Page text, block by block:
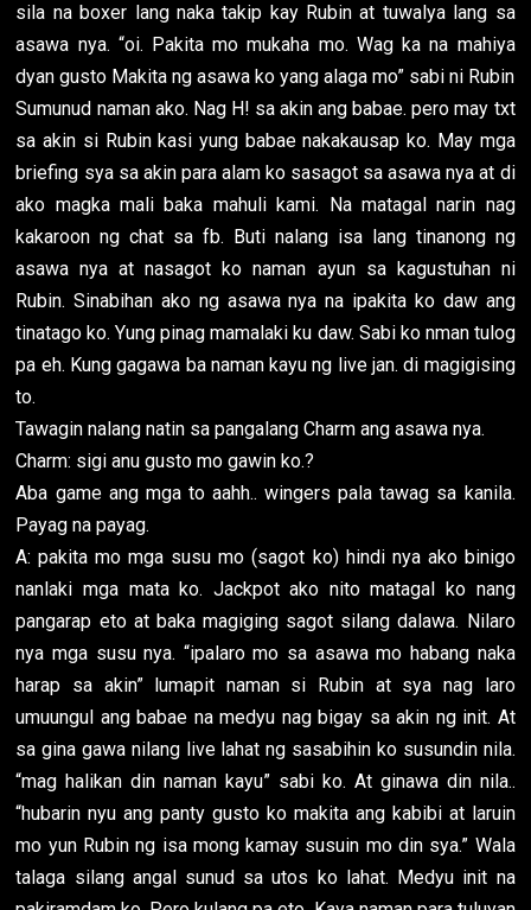
sila na boxer lang naka takip kay Rubin at tuwalya lang sa
asawa nya. “oi. Pakita mo mukaha mo. Wag ka na mahiya
dyan gusto Makita ng asawa ko yang alaga mo” sabi ni Rubin
Sumunud naman ako. Nag H! sa akin ang babae. pero may txt
sa akin si Rubin kasi yung babae nakakausap ko. May mga
briefing sya sa akin para alam ko sasagot sa asawa nya at di
ako magka mali baka mahuli kami. Na matagal narin nag
kakaroon ng chat sa fb. Buti nalang isa lang tinanong ng
asawa nya at nasagot ko naman ayun sa kagustuhan ni
Rubin. Sinabihan ako ng asawa nya na ipakita ko daw ang
tinatago ko. Yung pinag mamalaki ku daw. Sabi ko nman tulog
pa eh. Kung gagawa ba naman kayu ng live jan. di magigising
to.
Tawagin nalang natin sa pangalang Charm ang asawa nya.
Charm: sigi anu gusto mo gawin ko.?
Aba game ang mga to aahh.. wingers pala tawag sa kanila.
Payag na payag.
A: pakita mo mga susu mo (sagot ko) hindi nya ako binigo
nanlaki mga mata ko. Jackpot ako nito matagal ko nang
pangarap eto at baka magiging sagot silang dalawa. Nilaro
nya mga susu nya. “ipalaro mo sa asawa mo habang naka
harap sa akin” lumapit naman si Rubin at sya nag laro
umuungul ang babae na medyu nag bigay sa akin ng init. At
sa gina gawa nilang live lahat ng sasabihin ko susundin nila.
“mag halikan din naman kayu” sabi ko. At ginawa din nila..
“hubarin nyu ang panty gusto ko makita ang kabibi at laruin
mo yun Rubin ng isa mong kamay susuin mo din sya.” Wala
talaga silang angal sunud sa utos ko lahat. Medyu init na